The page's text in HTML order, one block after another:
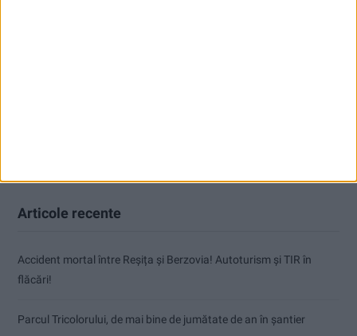
Articole recente
Accident mortal între Reșița și Berzovia! Autoturism și TIR în
flăcări!
Parcul Tricolorului, de mai bine de jumătate de an în șantier